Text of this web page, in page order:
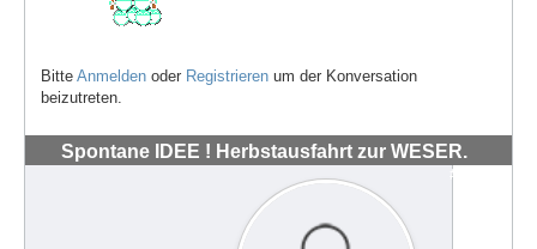
Bitte Anmelden oder Registrieren um der Konversation
beizutreten.
Spontane IDEE ! Herbstausfahrt zur WESER.
#72035